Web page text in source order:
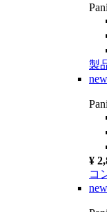
製
new
¥
コ
new